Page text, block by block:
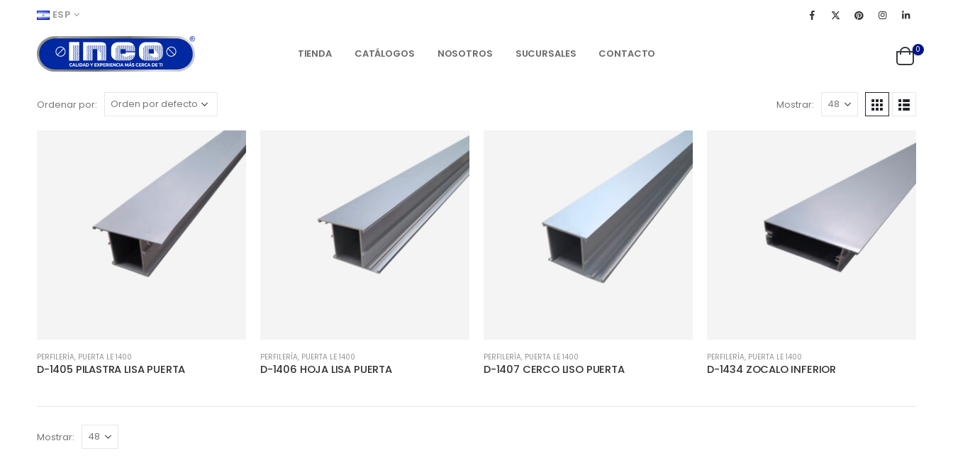
ESP
TIENDA CATÁLOGOS NOSOTROS SUCURSALES CONTACTO 0
Ordenar por: Mostrar:
PERFILERÍA, PUERTA LE 1400
D-1405 PILASTRA LISA PUERTA
PERFILERÍA, PUERTA LE 1400
D-1406 HOJA LISA PUERTA
PERFILERÍA, PUERTA LE 1400
D-1407 CERCO LISO PUERTA
PERFILERÍA, PUERTA LE 1400
D-1434 ZOCALO INFERIOR
Mostrar: